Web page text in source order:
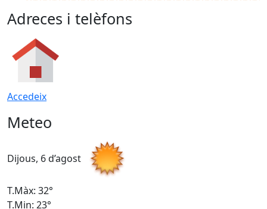
Adreces i telèfons
Accedeix
Meteo
Dijous, 6 d’agost
T.Màx: 32°
T.Min: 23°